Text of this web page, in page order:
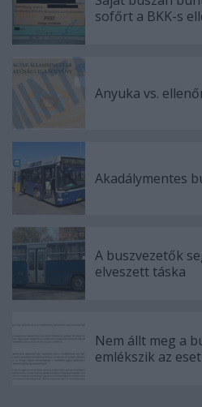
sofőrt a BKK-s
Anyuka vs.
Akadálymentes
A buszvezetők
elveszett táska
Nem állt meg a
emlékszik az